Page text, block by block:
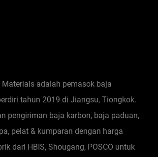
adalah pemasok baja
tahun 2019 di Jiangsu, Tiongkok.
pengiriman baja karbon, baja paduan,
pelat & kumparan dengan harga
dari HBIS, Shougang, POSCO untuk